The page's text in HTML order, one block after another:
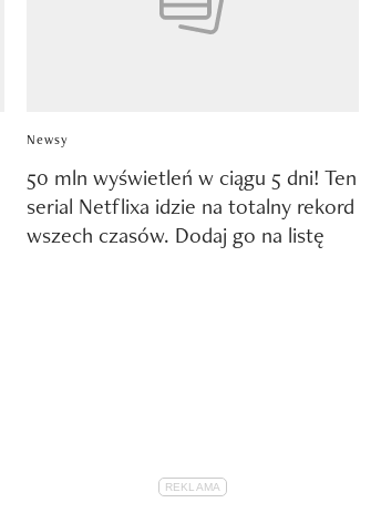
Newsy
50 mln wyświetleń w ciągu 5 dni! Ten
serial Netflixa idzie na totalny rekord
wszech czasów. Dodaj go na listę